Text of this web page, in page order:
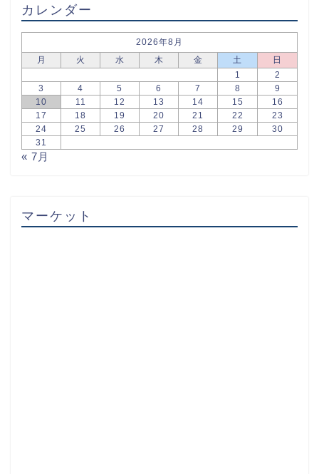
カレンダー
2026年8月
月
火 水 木 金 土
日
1
2
3
4 5 6 7 8
9
10
11 12 13 14 15
16
17
18 19 20 21 22
23
24
25 26 27 28 29
30
31
« 7月
マーケット